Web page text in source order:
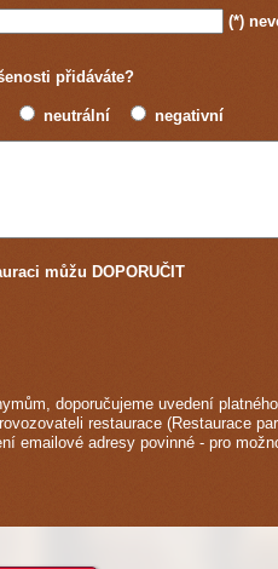
(*)
přidáváte?
neutrální negativní
můžu DOPORUČIT
doporučujeme uvedení
restaurace (Restaurace
emailové adresy povinné - pro